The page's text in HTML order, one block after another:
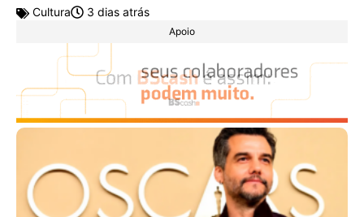
Cultura 3 dias atrás
Apoio